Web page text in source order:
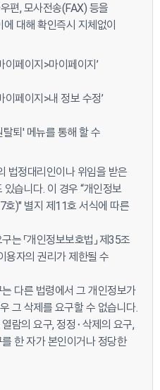
편, 모사전송(FAX) 등을
대해 확인즉시 지체없이
이페이지>마이페이지’
이페이지>내 정보 수정’
퇴' 메뉴를 통해 할 수
법정대리인이나 위임을 받은
습니다. 이 경우 “개인정보
)" 별지 제11호 서식에 따른
「개인정보보호법」 제35조
용자의 권리가 제한될 수
다른 법령에서 그 개인정보가
그 삭제를 요구할 수 없습니다.
람의 요구, 정정⬝삭제의 요구,
한 자가 본인이거나 정당한